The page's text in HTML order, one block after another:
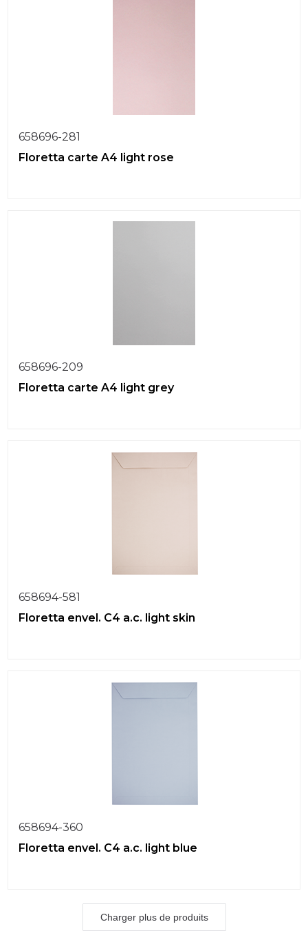
658696-281
Floretta carte A4 light rose
658696-209
Floretta carte A4 light grey
658694-581
Floretta envel. C4 a.c. light skin
658694-360
Floretta envel. C4 a.c. light blue
Charger plus de produits